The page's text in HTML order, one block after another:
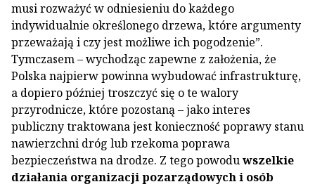
musi rozważyć w odniesieniu do każdego
indywidualnie określonego drzewa, które argumenty
przeważają i czy jest możliwe ich pogodzenie”.
Tymczasem – wychodząc zapewne z założenia, że
Polska najpierw powinna wybudować infrastrukturę,
a dopiero później troszczyć się o te walory
przyrodnicze, które pozostaną – jako interes
publiczny traktowana jest konieczność poprawy stanu
nawierzchni dróg lub rzekoma poprawa
bezpieczeństwa na drodze. Z tego powoduwszelkie
działania organizacji pozarządowych i osób